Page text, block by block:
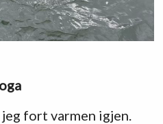
fort varmen igjen.